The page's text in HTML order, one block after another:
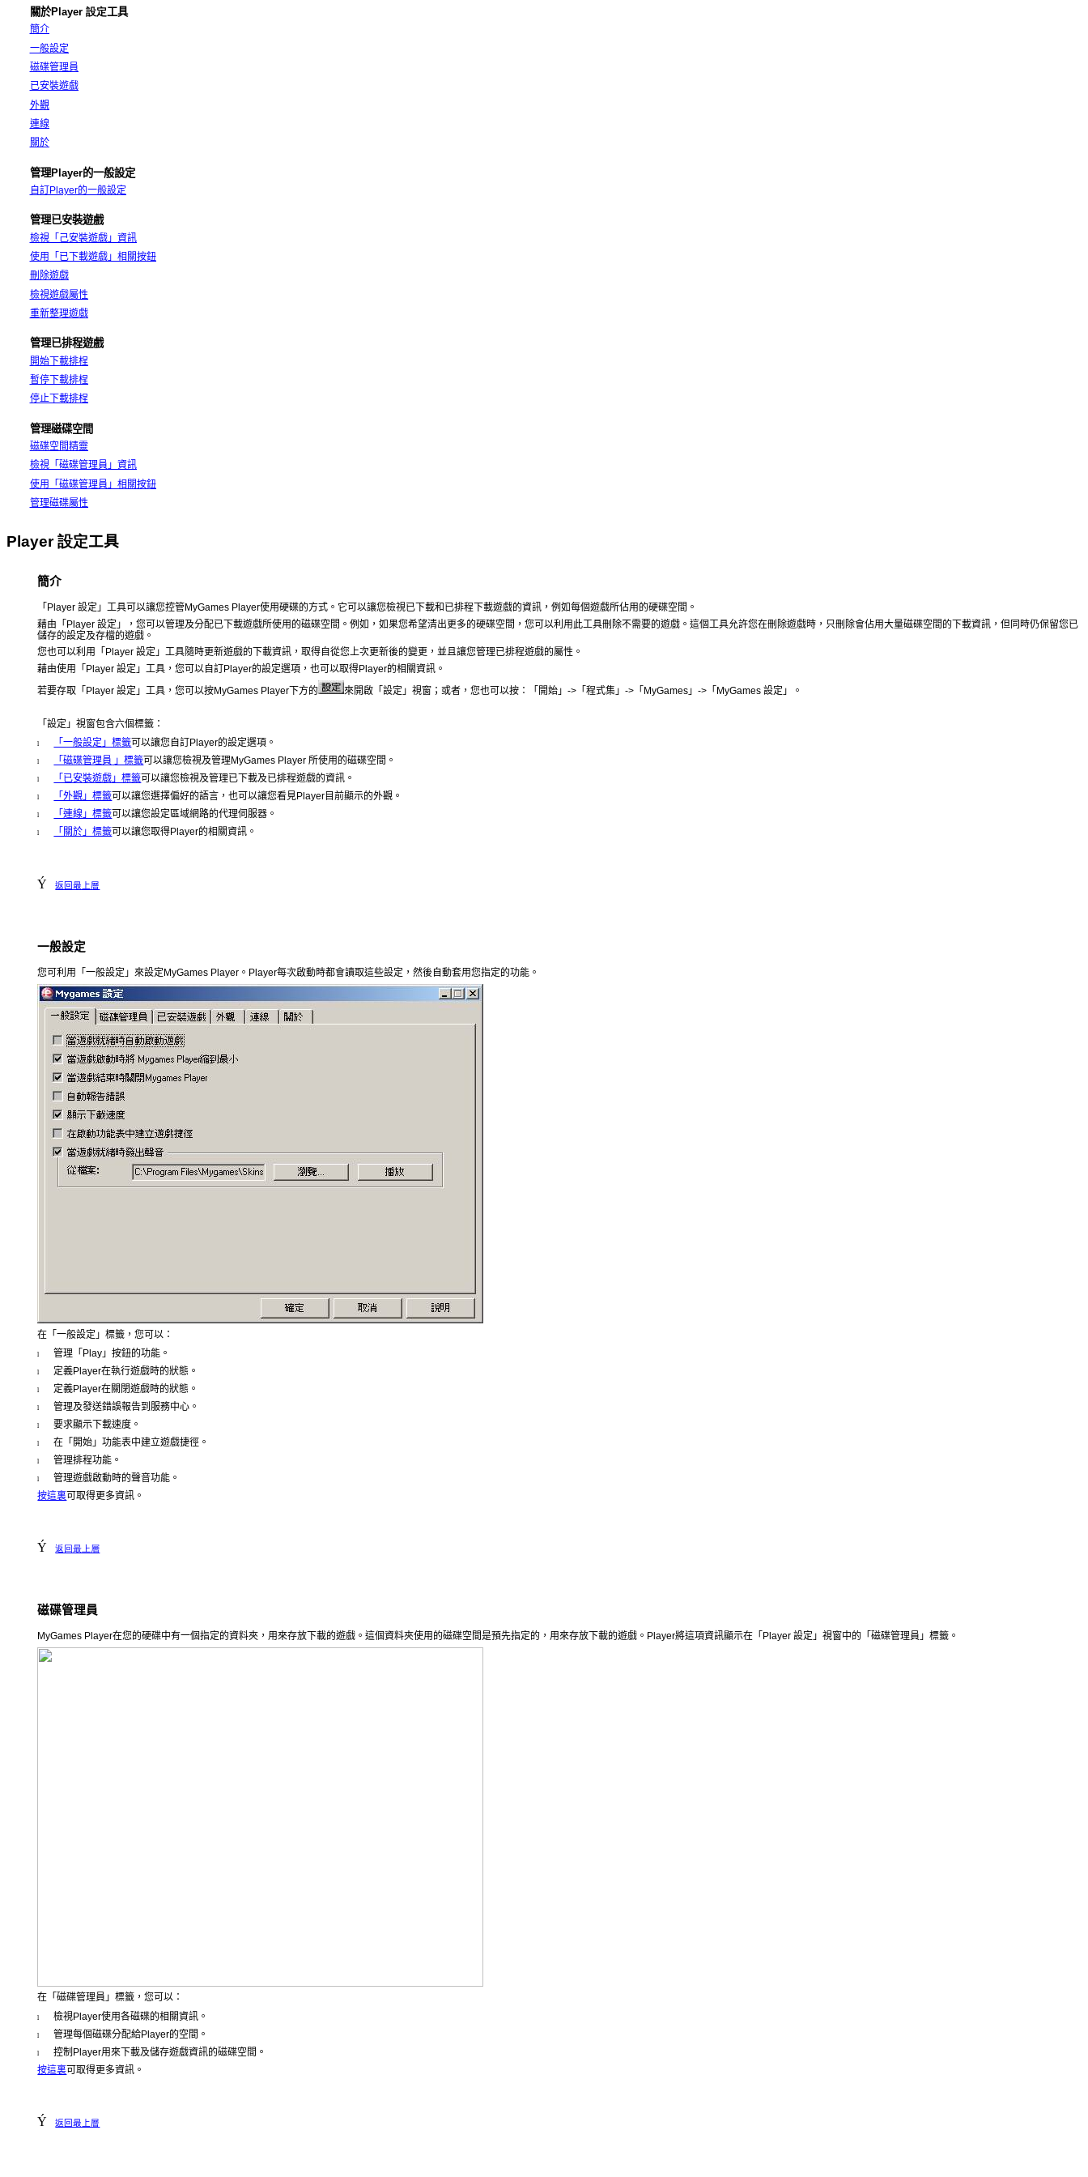
關於Player 設定工具
簡介
一般設定
磁碟管理員
已安裝遊戲
外觀
連線
關於
管理Player的一般設定
自訂 Player的一般設定
管理已安裝遊戲
檢視「己安裝遊戲」資訊
使用「已下載遊戲」相關按鈕
刪除遊戲
檢視遊戲屬性
重新整理遊戲
管理已排程遊戲
開始下載排桯
暫停下載排桯
停止下載排桯
管理磁碟空間
磁碟空間精靈
檢視「磁碟管理員」資訊
使用「磁碟管理員」相關按鈕
管理磁碟屬性
Player設定工具
簡介
「 Player設定」工具可以讓您控管MyGames Player使用硬碟的方式。它可以讓您檢視已下載和已排程下載遊戲的資訊，例如每個遊戲所佔用的硬碟空間。
藉由 「 Player設定」，您可以管理及分配已下載遊戲所使用的磁碟空間。例如，如果您希望清出更多的硬碟空間，您可以利用此工具刪除不需要的遊戲。這個工具允許您在刪除遊戲時，只刪除會佔用大量磁碟空間的下載資訊，但同時仍保留您已
儲存的設定及存檔的遊戲。
您也可以利用「 Player設定」工具隨時更新遊戲的下載資訊，取得自從您上次更新後的變更，並且讓您管理已排程遊戲的屬性。
藉由使用
「 Player設定」工具，您可以自訂Player的設定選項，也可以取得Player的相關資訊。
若要存取 「 Player設定」工具，您可以按MyGames Player下方的 來開啟「設定」視窗；或者，您也可以按：「開始」-> 「程式集」-> 「 MyGames 」-> 「 MyGames設定」。
「設定」視窗包含六個標籤：
l 「一般設定」標籤可以讓您自訂 Player的設定選項。
l 「磁碟管理員 」標籤可以讓您檢視及管理MyGames Player所使用的磁碟空間。
l 「已安裝遊戲」標籤可以讓您檢視及管理已下載及已排程遊戲的資訊。
l 「外觀」標籤可以讓您選擇偏好的語言，也可以讓您看見Player目前顯示的外觀。
l 「連線」標籤可以讓您設定區域網路的代理伺服器。
l 「關於」標籤可以讓您取得Player的相關資訊。
Ý 返回最上層
一般設定
您可利用「一般設定」來設定 MyGames Player 。 Player每次啟動時都會讀取這些設定，然後自動套用您指定的功能。
在「一般設定」標籤，您可以：
l 管理「 Play 」按鈕的功能。
l 定義Player在執行遊戲時的狀態。
l 定義Player在關閉遊戲時的狀態。
l 管理及發送錯誤報告到服務中心。
l 要求顯示下載速度。
l 在「開始」功能表中建立遊戲捷徑。
l 管理排程功能。
l
管理遊戲啟動時的聲音功能。
按這裏可取得更多資訊。
Ý 返回最上層
磁碟管理員
MyGames Player在您的硬碟中有一個指定的資料夾，用來存放下載的遊戲。這個資料夾使用的磁碟空間是預先指定的，用來存放下載的遊戲。 Player將這項資訊顯示在「 Player設定」視窗中的「磁碟管理員」標籤。
在「磁碟管理員」標籤，您可以：
l 檢視Player使用各磁碟的相關資訊。
l 管理每個磁碟分配給Player的空間。
l 控制 Player用來下載及儲存遊戲資訊的磁碟空間。
按這裏可取得更多資訊。
Ý 返回最上層